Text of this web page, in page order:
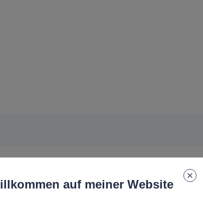
auf meiner Website